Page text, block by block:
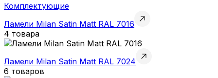
Комплектующие
Ламели Milan Satin Matt RAL 7016
4 товара
Ламели Milan Satin Matt RAL 7024
6 товаров